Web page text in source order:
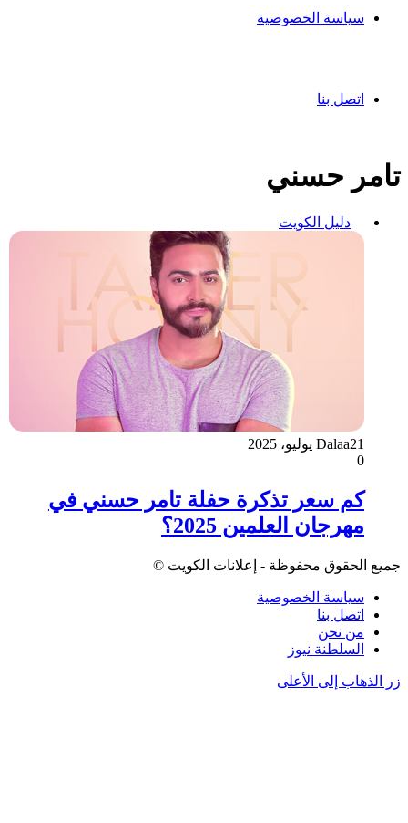
سياسة الخصوصية
اتصل بنا
تامر حسني
دليل الكويت
Dalaa21 يوليو، 2025
0
كم سعر تذكرة حفلة تامر حسني في
مهرجان العلمين 2025؟
جميع الحقوق محفوظة - إعلانات الكويت ©
سياسة الخصوصية
اتصل بنا
من نحن
السلطنة نيوز
زر الذهاب إلى الأعلى